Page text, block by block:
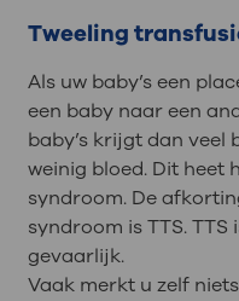
Tweeling
Als uw baby’s een
een baby naar een
baby’s krijgt dan veel
weinig bloed. Dit heet
syndroom. De
syndroom is TTS.
gevaarlijk.
Vaak merkt u zelf